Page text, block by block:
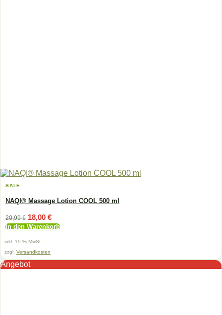
SALE
NAQI® Massage Lotion COOL 500 ml
20,99€ Ursprünglicher
Preis
war:
20,99 €
18,00 €Aktueller
Preis
ist:
In den Warenkorb
inkl. 19 % MwSt.
zzgl. Versandkosten
Angebot